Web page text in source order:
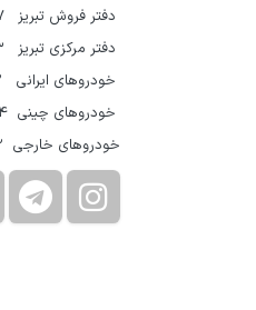
دفتر فروش تبریز 04133135417
دفتر مرکزی تبریز 04135514793
خودروهای ایرانی 09142192212
خودروهای چینی 09359318414
خودروهای خارجی 09147408392